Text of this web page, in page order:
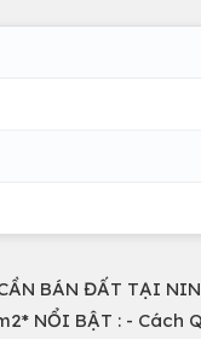
BÁN ĐẤT TẠI
NỔI BẬT : -